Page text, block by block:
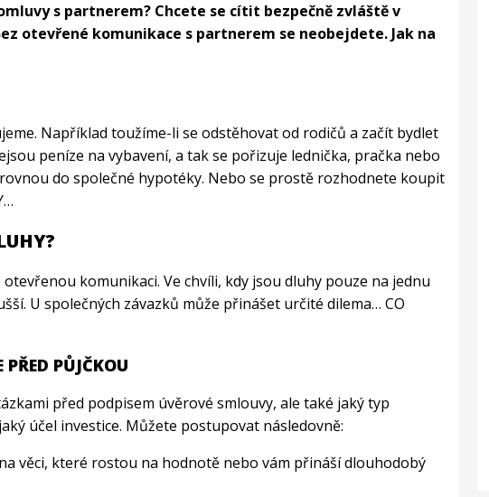
s partnerem? Chcete se cítit bezpečně zvláště v
otevřené komunikace s partnerem se neobejdete. Jak na
Například toužíme-li se odstěhovat od rodičů a začít bydlet
peníze na vybavení, a tak se pořizuje lednička, pračka nebo
do společné hypotéky. Nebo se prostě rozhodnete koupit
komunikaci. Ve chvíli, kdy jsou dluhy pouze na jednu
U společných závazků může přinášet určité dilema… CO
PŘED PŮJČKOU
před podpisem úvěrové smlouvy, ale také jaký typ
účel investice. Můžete postupovat následovně:
věci, které rostou na hodnotě nebo vám přináší dlouhodobý